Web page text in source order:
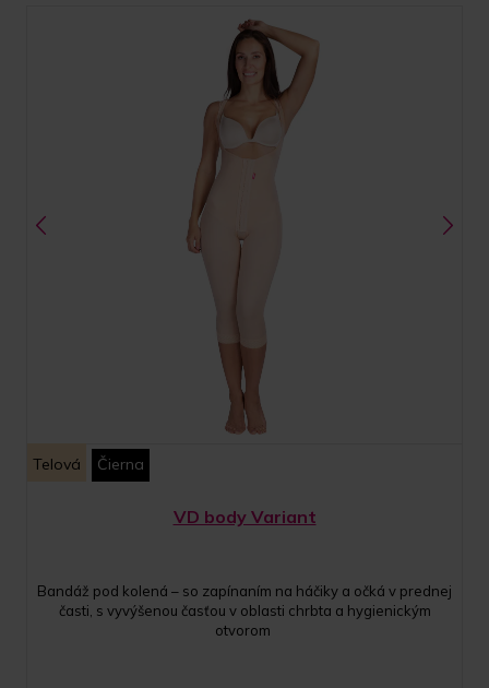
Telová Čierna
VD body Variant
Bandáž pod kolená – so zapínaním na háčiky a očká v prednej
časti, s vyvýšenou časťou v oblasti chrbta a hygienickým
otvorom